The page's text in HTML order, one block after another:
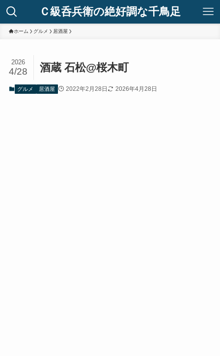
Ｃ級呑兵衛の絶好調な千鳥足
ホーム グルメ 居酒屋
酒蔵 石松@桜木町
2026
4/28
グルメ 居酒屋 2022年2月28日 2026年4月28日